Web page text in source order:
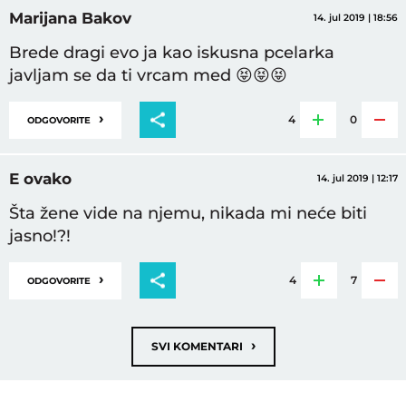
Marijana Bakov 14. jul 2019 | 18:56
Brede dragi evo ja kao iskusna pcelarka
javljam se da ti vrcam med 😝😝😝
ODGOVORITE › 4 0
E ovako 14. jul 2019 | 12:17
Šta žene vide na njemu, nikada mi neće biti
jasno!?!
ODGOVORITE › 4 7
SVI KOMENTARI ›